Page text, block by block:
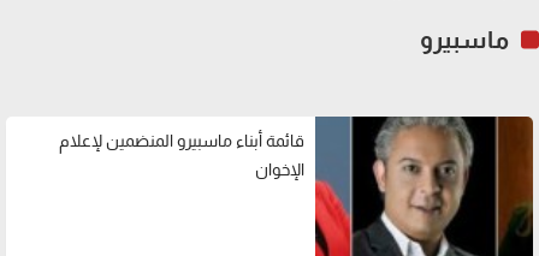
ماسبيرو
قائمة أبناء ماسبيرو المنضمين لإعلام
الإخوان